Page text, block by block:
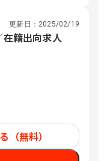
更新日： 2025/02/19
在籍出向求人
（無料）